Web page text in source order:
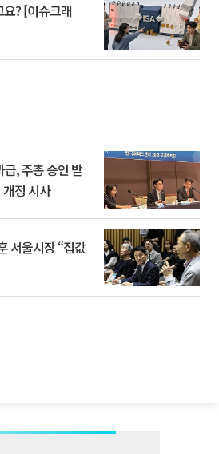
? [이슈크래
, 주총 승인 받
정 시사
서울시장 “집값